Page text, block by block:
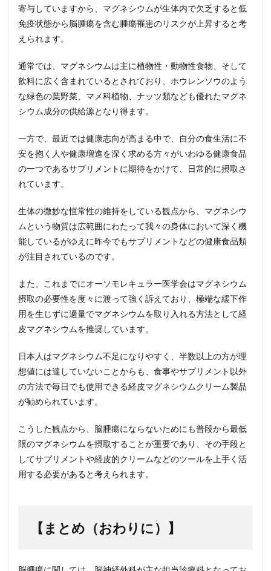
寄与していますから、マグネシウムが生体内で欠乏すると低
免疫状態から脳腫瘍を含む腫瘍罹患のリスクが上昇すると考
えられます。
通常では、マグネシウムは主に植物性・動物性食物、そして
飲料に広く含まれているとされており、ホウレンソウのよう
な緑色の葉野菜、マメ科植物、ナッツ類なども優れたマグネ
シウム成分の供給源となり得ます。
一方で、最近では健康志向が高まる中で、自分の食生活に不
安を抱く人や健康増進を深く求める方々がいわゆる健康食品
の一つであるサプリメントに期待をかけて、日常的に摂取さ
れています。
生体の微妙な恒常性の維持をしている観点から、マグネシウ
ムという物質は広範囲にわたって我々の身体において深く機
能しているがゆえに昨今でもサプリメントなどの健康食品類
が注目されているのです。
また、これまでにオーソモレキュラー医学会はマグネシウム
摂取の必要性を度々に渡って強く訴えており、極端な緩下作
用を生じずに適量でマグネシウムを取り入れる方法として経
皮マグネシウムを推奨しています。
日本人はマグネシウム不足になりやすく、半数以上の方が理
想値には達していないことからも、食事やサプリメント以外
の方法で毎日でも使用できる経皮マグネシウムクリーム製品
が勧められています。
こうした観点から、脳腫瘍にならないためにも普段から最低
限のマグネシウムを摂取することが重要であり、その手段と
してサプリメントや経皮的クリームなどのツールを上手く活
用する必要があると考えられます。
【まとめ（おわりに）】